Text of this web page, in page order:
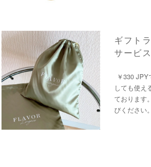
ギフト
サービ
￥330 JPY
しても使え
ております
びください。